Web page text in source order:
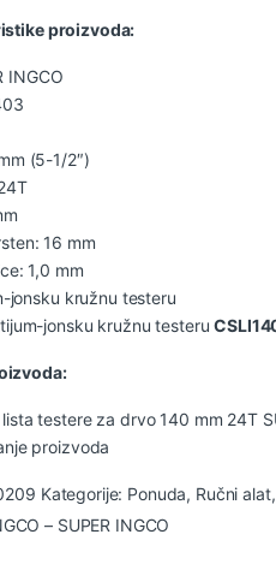
proizvoda:
INGCO
(5-1/2″)
16 mm
1,0 mm
jonsku kružnu testeru
jonsku kružnu testeru
testere za drvo 140 mm 24T
proizvoda
Kategorije: Ponuda, Ručni alat
– SUPER INGCO